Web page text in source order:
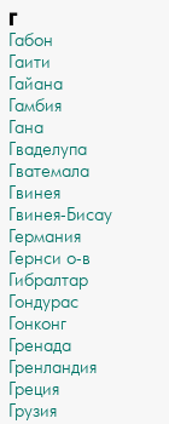
Г
Габон
Гаити
Гайана
Гамбия
Гана
Гваделупа
Гватемала
Гвинея
Гвинея-Бисау
Германия
Гернси о-в
Гибралтар
Гондурас
Гонконг
Гренада
Гренландия
Греция
Грузия